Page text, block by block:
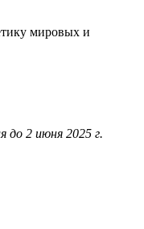
мировых и
до 2 июня 2025 г.